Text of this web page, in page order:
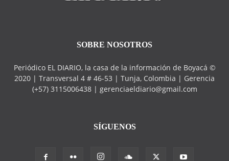
SOBRE NOSOTROS
Periódico EL DIARIO, la casa de la información de Boyacá ©
2020 | Transversal 4 # 46-53 | Tunja, Colombia | Gerencia
(+57) 3115006438 | gerenciaeldiario@gmail.com
SÍGUENOS